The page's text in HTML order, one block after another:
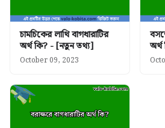
চামচিকের লাথি বাগধারাটির
অর্থ কি? - [নতুন তথ্য]
October 09, 2023